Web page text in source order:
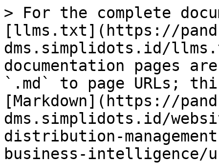
> For the complete
[llms.txt](https://
dms.simplidots.id/
documentation pages
`.md` to page URLs;
[Markdown](https://
dms.simplidots.id/
distribution-
business-